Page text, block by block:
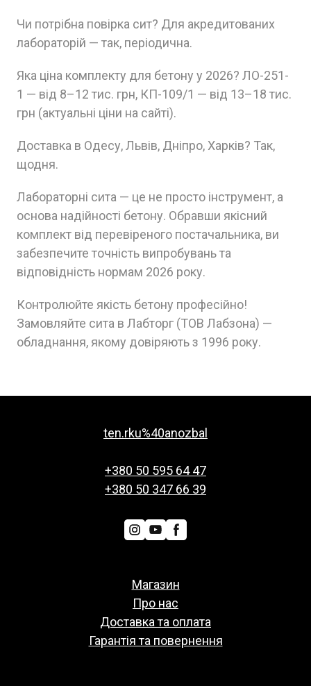
Чи потрібна повірка сит? Для акредитованих
лабораторій — так, періодична.
Яка ціна комплекту для бетону у 2026? ЛО-251-
1 — від 8–12 тис. грн, КП-109/1 — від 13–18 тис.
грн (актуальні ціни на сайті).
Доставка в Одесу, Львів, Дніпро, Харків? Так,
щодня.
Лабораторні сита — це не просто інструмент, а
основа надійності бетону. Обравши якісний
комплект від перевіреного постачальника, ви
забезпечите точність випробувань та
відповідність нормам 2026 року.
Контролюйте якість бетону професійно!
Замовляйте сита в Лабторг (ТОВ Лабзона) —
обладнання, якому довіряють з 1996 року.
ten.rku%40anozbal
+380 50 595 64 47
+380 50 347 66 39
Магазин
Про нас
Доставка та оплата
Гарантія та повернення